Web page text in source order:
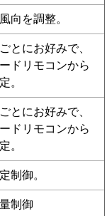
RCXA08043JMU
向を調整。
とにお好みで、
ドリモコンから
。
とにお好みで、
ドリモコンから
。
制御。
制御